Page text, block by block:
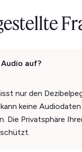
auf?
nur den
keine
Die Privatsphäre